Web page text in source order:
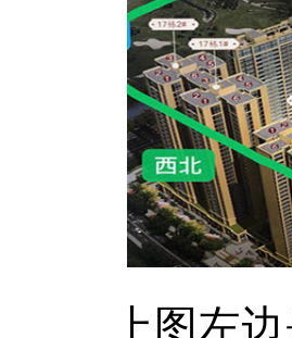
上图左